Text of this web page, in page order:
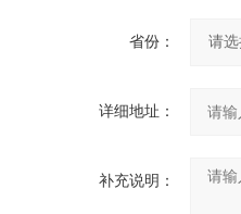
省份：
详细地址：
补充说明：